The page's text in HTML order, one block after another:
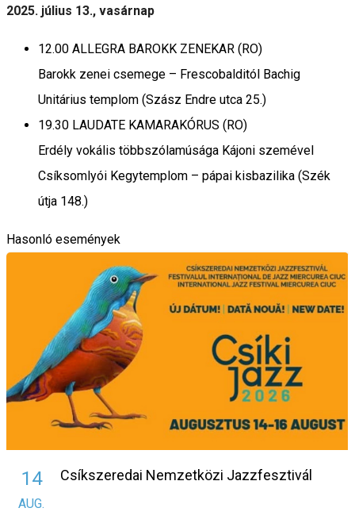
2025. július 13., vasárnap
12.00 ALLEGRA BAROKK ZENEKAR (RO)
Barokk zenei csemege – Frescobalditól Bachig
Unitárius templom (Szász Endre utca 25.)
19.30 LAUDATE KAMARAKÓRUS (RO)
Erdély vokális többszólamúsága Kájoni szemével
Csíksomlyói Kegytemplom – pápai kisbazilika (Szék
útja 148.)
Hasonló események
14
AUG.
Csíkszeredai Nemzetközi Jazzfesztivál